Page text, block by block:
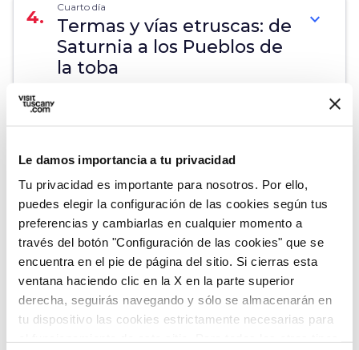
Le damos importancia a tu privacidad
Tu privacidad es importante para nosotros. Por ello,
puedes elegir la configuración de las cookies según tus
preferencias y cambiarlas en cualquier momento a
través del botón "Configuración de las cookies" que se
encuentra en el pie de página del sitio. Si cierras esta
ventana haciendo clic en la X en la parte superior
derecha, seguirás navegando y sólo se almacenarán en
tu dispositivo las cookies estrictamente necesarias para
4. Cuarto día
Termas y vías etruscas: de
Saturnia a los Pueblos de
la toba
expand_more
map Muestra en el mapa
5. Quinto día
Ciclotour en el Parque de
la Maremma
map Muestra en el mapa